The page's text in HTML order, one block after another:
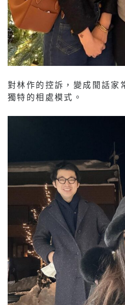
對林作的控訴，變成閒話家
獨特的相處模式。